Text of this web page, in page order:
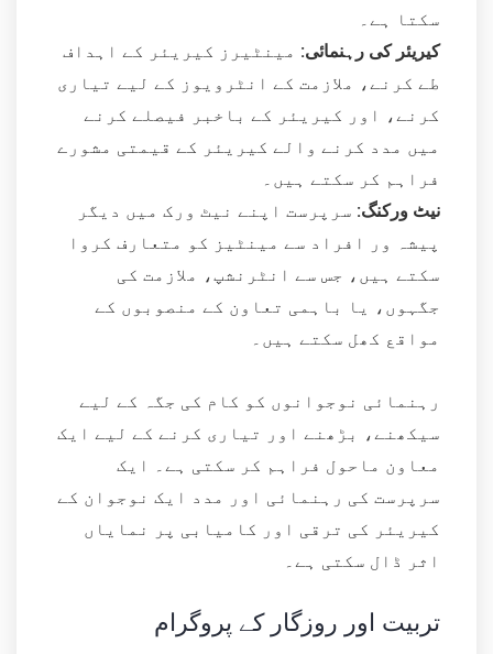
سکتا ہے۔
کیریئر کی رہنمائی: مینٹیرز کیریئر کے اہداف
طے کرنے، ملازمت کے انٹرویوز کے لیے تیاری
کرنے، اور کیریئر کے باخبر فیصلے کرنے
میں مدد کرنے والے کیریئر کے قیمتی مشورے
فراہم کر سکتے ہیں۔
نیٹ ورکنگ: سرپرست اپنے نیٹ ورک میں دیگر
پیشہ ور افراد سے مینٹیز کو متعارف کروا
سکتے ہیں، جس سے انٹرنشپ، ملازمت کی
جگہوں، یا باہمی تعاون کے منصوبوں کے
مواقع کھل سکتے ہیں۔
رہنمائی نوجوانوں کو کام کی جگہ کے لیے
سیکھنے، بڑھنے اور تیاری کرنے کے لیے ایک
معاون ماحول فراہم کر سکتی ہے۔ ایک
سرپرست کی رہنمائی اور مدد ایک نوجوان کے
کیریئر کی ترقی اور کامیابی پر نمایاں
اثر ڈال سکتی ہے۔
تربیت اور روزگار کے پروگرام